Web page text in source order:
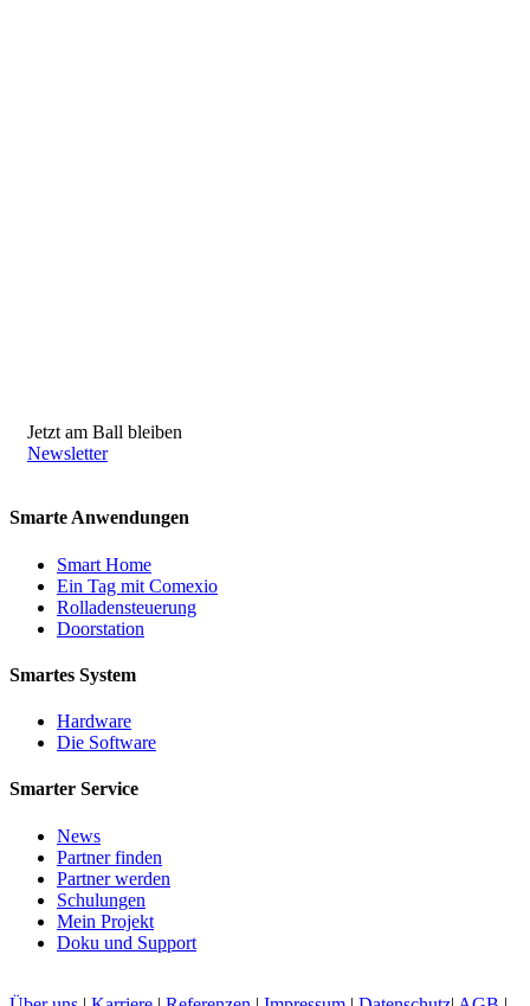
Jetzt am Ball bleiben
Newsletter
Smarte Anwendungen
Smart Home
Ein Tag mit Comexio
Rolladensteuerung
Doorstation
Smartes System
Hardware
Die Software
Smarter Service
News
Partner finden
Partner werden
Schulungen
Mein Projekt
Doku und Support